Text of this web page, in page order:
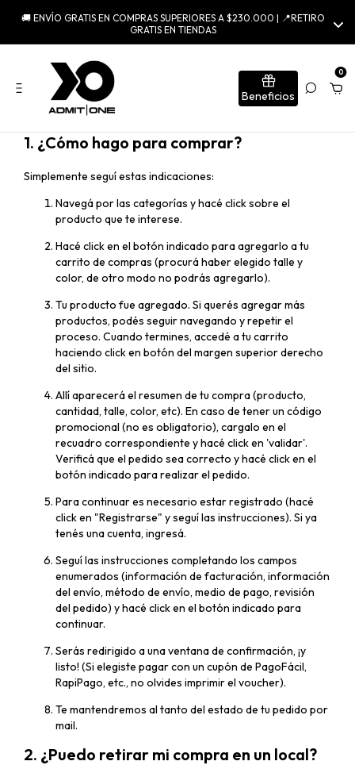
🚚 ENVÍO GRATIS EN COMPRAS SUPERIORES A $230.000 | 📍RETIRO
GRATIS EN TIENDAS
Beneficios
0
1. ¿Cómo hago para comprar?
Simplemente seguí estas indicaciones:
Navegá por las categorías y hacé click sobre el
producto que te interese.
Hacé click en el botón indicado para agregarlo a tu
carrito de compras (procurá haber elegido talle y
color, de otro modo no podrás agregarlo).
Tu producto fue agregado. Si querés agregar más
productos, podés seguir navegando y repetir el
proceso. Cuando termines, accedé a tu carrito
haciendo click en botón del margen superior derecho
del sitio.
Allí aparecerá el resumen de tu compra (producto,
cantidad, talle, color, etc). En caso de tener un código
promocional (no es obligatorio), cargalo en el
recuadro correspondiente y hacé click en 'validar'.
Verificá que el pedido sea correcto y hacé click en el
botón indicado para realizar el pedido.
Para continuar es necesario estar registrado (hacé
click en "Registrarse" y seguí las instrucciones). Si ya
tenés una cuenta, ingresá.
Seguí las instrucciones completando los campos
enumerados (información de facturación, información
del envío, método de envío, medio de pago, revisión
del pedido) y hacé click en el botón indicado para
continuar.
Serás redirigido a una ventana de confirmación, ¡y
listo! (Si elegiste pagar con un cupón de PagoFácil,
RapiPago, etc., no olvides imprimir el voucher).
Te mantendremos al tanto del estado de tu pedido por
mail.
2. ¿Puedo retirar mi compra en un local?